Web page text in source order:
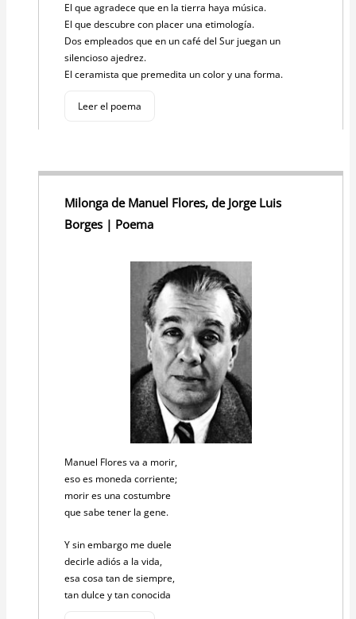
El que agradece que en la tierra haya música.
El que descubre con placer una etimología.
Dos empleados que en un café del Sur juegan un
silencioso ajedrez.
El ceramista que premedita un color y una forma.
Leer el poema
Milonga de Manuel Flores, de Jorge Luis
Borges | Poema
Manuel Flores va a morir,
eso es moneda corriente;
morir es una costumbre
que sabe tener la gene.
Y sin embargo me duele
decirle adiós a la vida,
esa cosa tan de siempre,
tan dulce y tan conocida